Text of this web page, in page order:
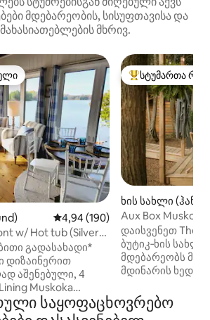
მდებარეობის, სისუფთავისა და
მახასიათებლების მხრივ.
მოწინავე ვარიანტი
საშუალო შეფასებაა 5‑დან
4,94 (190)
w/ Hot tub (Silver
გადასახადი*
დიზაინერით
აშენებული, 4
Muskoka
ახლობლებს
სტუმართა
სტუმართა
ხის სახლი
Aux Box
Nordic Spa
დაისვენეთ The
ბუტიკ‑ხის
მდებარეობს
მდინარის
მხოლოდ
შორის,
საყოფაცხოვრებო